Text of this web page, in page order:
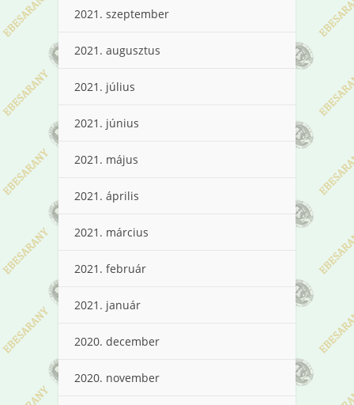
2021. szeptember
2021. augusztus
2021. július
2021. június
2021. május
2021. április
2021. március
2021. február
2021. január
2020. december
2020. november